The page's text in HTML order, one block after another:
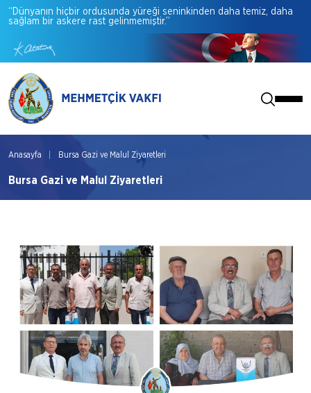
“Dünyanın hiçbir ordusunda yüreği seninkinden daha temiz, daha
sağlam bir askere rast gelinmemiştir.”
Anasayfa Bursa Gazi ve Malul Ziyaretleri
Bursa Gazi ve Malul Ziyaretleri